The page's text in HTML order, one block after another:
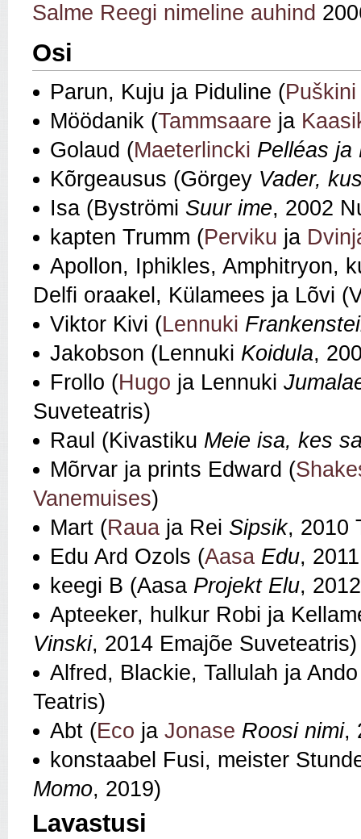
Salme Reegi nimeline auhind
Osi
Parun, Kuju ja Piduline (Puškini
Möödanik (Tammsaare ja
Golaud (Maeterlincki Pelléas ja
Kõrgeausus (Görgey Vader,
Isa (Byströmi Suur ime, 2002
kapten Trumm (Perviku ja
Apollon, Iphikles, Amphitryon,
Delfi oraakel, Külamees ja Lõvi
Viktor Kivi (Lennuki
Jakobson (Lennuki Koidula,
Frollo (Hugo ja Lennuki
Suveteatris)
Raul (Kivastiku Meie isa, kes
Mõrvar ja prints Edward (
Vanemuises)
Mart (Raua ja Rei Sipsik, 2010
Edu Ard Ozols (Aasa Edu,
keegi B (Aasa Projekt Elu,
Apteeker, hulkur Robi ja
Vinski, 2014 Emajõe Suveteatris)
Alfred, Blackie, Tallulah ja
Teatris)
Abt (Eco ja Jonase Roosi nimi,
konstaabel Fusi, meister
Momo, 2019)
Lavastusi